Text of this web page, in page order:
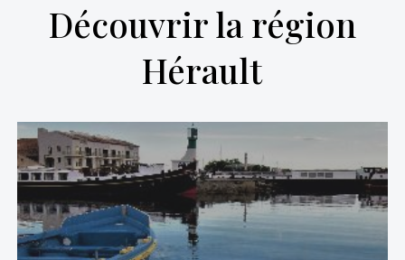
Découvrir la région
Hérault